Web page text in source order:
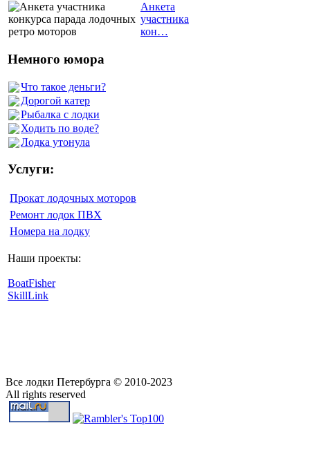
Анкета
участника
кон…
Немного юмора
Что такое деньги?
Дорогой катер
Рыбалка с лодки
Ходить по воде?
Лодка утонула
Услуги:
Прокат лодочных моторов
Ремонт лодок ПВХ
Номера на лодку
Наши проекты:
BoatFisher
SkillLink
Все лодки Петербурга © 2010-2023
All rights reserved